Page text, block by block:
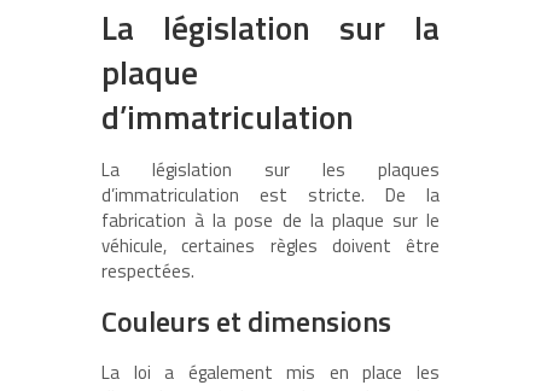
La législation sur la
plaque
d’immatriculation
La législation sur les plaques
d’immatriculation est stricte. De la
fabrication à la pose de la plaque sur le
véhicule, certaines règles doivent être
respectées.
Couleurs et dimensions
La loi a également mis en place les